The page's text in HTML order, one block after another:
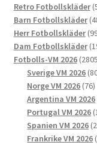
Retro Fotbollskläder
Barn Fotbollskläder
Herr Fotbollskläder
Dam Fotbollskläder
Fotbolls-VM 2026 2805
Sverige VM 2026
Norge VM 2026 7676
Argentina VM 2026
Portugal VM 2026
Spanien VM 2026
Frankrike VM 2026